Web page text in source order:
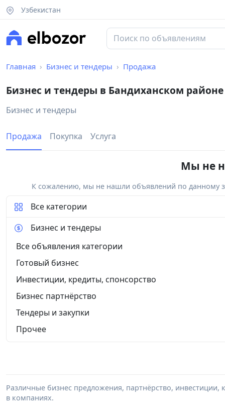
Узбекистан
Главная Бизнес и тендеры Продажа
Бизнес и тендеры в Бандиханском районе
Бизнес и тендеры
Продажа Покупка Услуга
Мы не
К сожалению, мы не нашли объявлений по данному
Все категории
Бизнес и тендеры
Все объявления категории
Готовый бизнес
Инвестиции, кредиты, спонсорство
Бизнес партнёрство
Тендеры и закупки
Прочее
Различные бизнес предложения, партнёрство,
в компаниях.